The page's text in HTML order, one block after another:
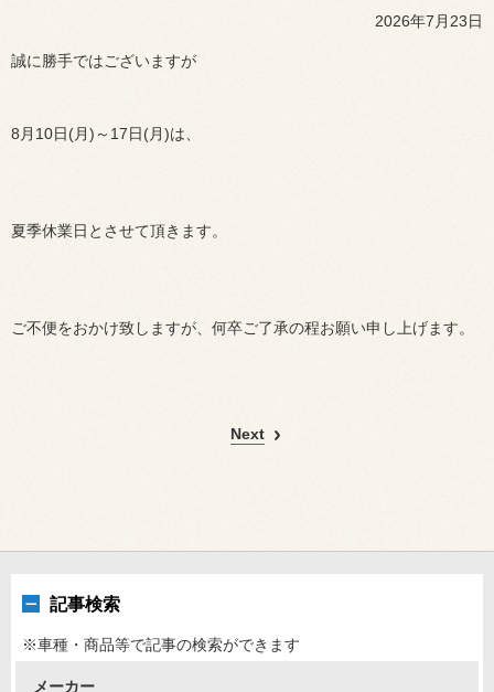
2026年7月23日
誠に勝手ではございますが
8月10日(月)～17日(月)は、
夏季休業日とさせて頂きます。
ご不便をおかけ致しますが、何卒ご了承の程お願い申し上げます。
Next
記事検索
※車種・商品等で記事の検索ができます
メーカー